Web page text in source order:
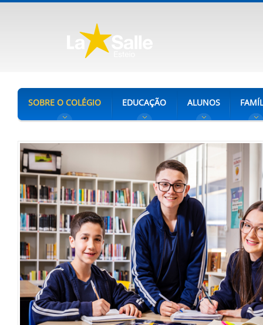
SOBRE O COLÉGIO EDUCAÇÃO ALUNOS